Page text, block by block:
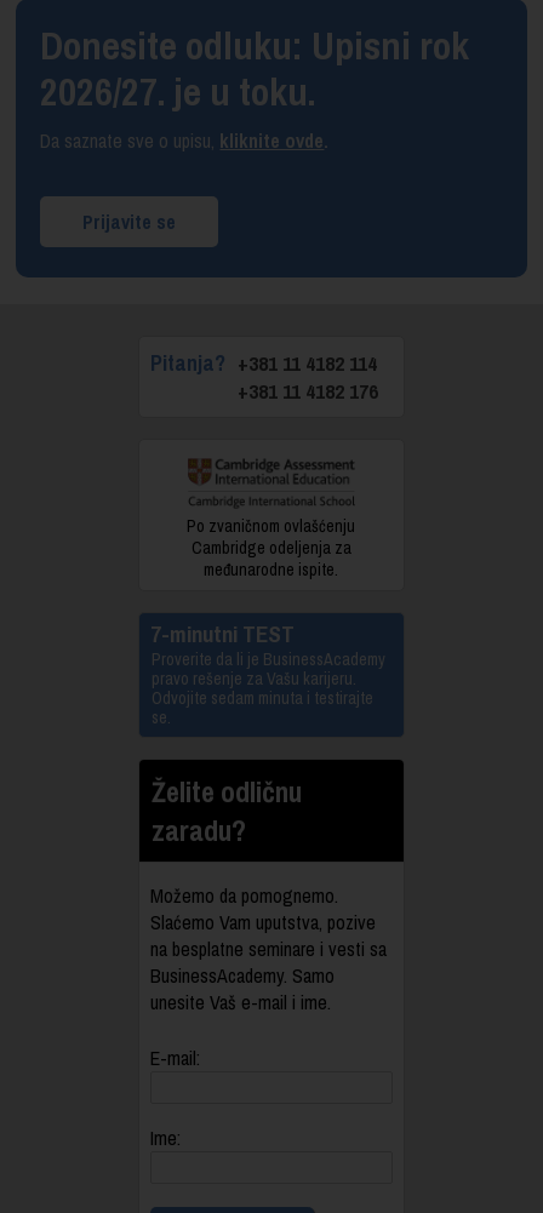
Donesite odluku: Upisni rok
2026/27. je u toku.
Da saznate sve o upisu, kliknite ovde.
Prijavite se
Pitanja? +381 11 4182 114
+381 11 4182 176
Po zvaničnom ovlašćenju
Cambridge odeljenja za
međunarodne ispite.
7-minutni TEST
Proverite da li je BusinessAcademy
pravo rešenje za Vašu karijeru.
Odvojite sedam minuta i testirajte
se.
Želite odličnu
zaradu?
Možemo da pomognemo.
Slaćemo Vam uputstva, pozive
na besplatne seminare i vesti sa
BusinessAcademy. Samo
unesite Vaš e-mail i ime.
E-mail:
Ime: